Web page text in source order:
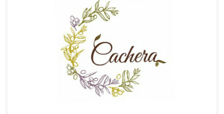
Página web: Web Correo Electrónico: Contactar por correo
electrónico Teléfono: Teléono: +34658982945 Ámbito de
suministro: NACIONAL Productos que ofrece: Aceite de oliva
Virgen extra ecológico sin filtrar